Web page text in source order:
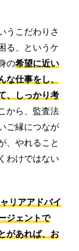
うこだわりさ
る、というケ
の希望に近い
仕事をし、
、しっかり考
から、監査法
ご縁につなが
、やれること
わけではない
リアアドバイ
ジェントで
があれば、お